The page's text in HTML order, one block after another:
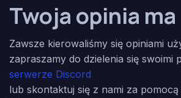
Twoja opinia
Zawsze kierowaliśmy się opiniami
zapraszamy do dzielenia się swoimi
serwerze Discord
lub skontaktuj się z nami za